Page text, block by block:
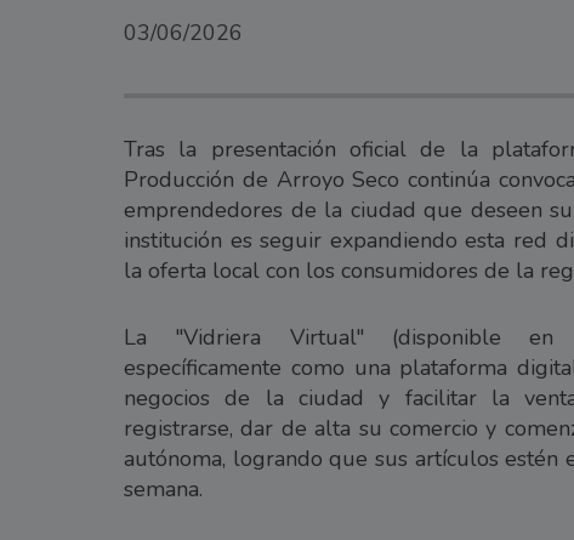
03/06/2026
Tras la presentación oficial de la
Producción de Arroyo Seco continúa
emprendedores de la ciudad que deseen
institución es seguir expandiendo esta red
la oferta local con los consumidores de la
La "Vidriera Virtual" (disponible en
específicamente como una plataforma
negocios de la ciudad y facilitar la
registrarse, dar de alta su comercio y
autónoma, logrando que sus artículos
semana.